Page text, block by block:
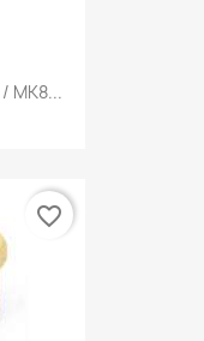
MK8...
favorite_border